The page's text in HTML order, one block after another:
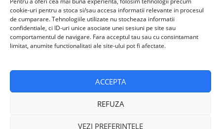
cookie-uri pentru a stoca si/sau accesa informatii relevante in procesul
de cumparare. Tehnologiile utilizate nu stocheaza informatii
confidentiale, ci ID-uri unice asociate unei sesiuni pe site sau
comportamentul de navigare. Fara acceptul tau sau cu consintamant
limitat, anumite functionalitati ale site-ului pot fi afectate.
ACCEPTA
REFUZA
VEZI PREFERINTELE
VALM Electrical Solutions © 2026